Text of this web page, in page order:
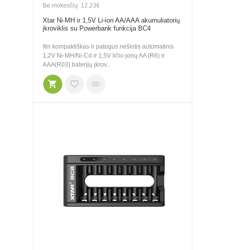
Be mokesčių: 12.23€
Xtar Ni-MH ir 1,5V Li-ion AA/AAA akumuliatorių
įkroviklis su Powerbank funkcija BC4
Itin kompaktiškas ir patogus nešiotis automatinis
1,2V Ni-MH/Ni-Cd ir 1,5V ličio-jonų AA (R6) ir
AAA(R03) baterijų įkrov..